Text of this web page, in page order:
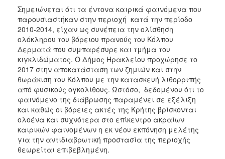
Σημειώνεται ότι τα έντονα καιρικά φαινόμενα που
παρουσιαστήκαν στην περιοχή κατά την περίοδο
2010-2014, είχαν ως συνέπεια την ολίσθηση
ολόκληρου του βόρειου πρανούς του Κόλπου
Δερματά που συμπαρέσυρε και τμήμα του
κιγκλιδώματος. O Δήμος Ηρακλείου προχώρησε το
2017 στην αποκατάσταση των ζημιών και στην
θωράκιση του Κόλπου με την κατασκευή λιθορριπής
από φυσικούς ογκολίθους. Ωστόσο, δεδομένου ότι το
φαινόμενο της διάβρωσης παραμένει σε εξέλιξη
και καθώς οι βόρειες ακτές της Κρήτης βρίσκονται
ολοένα και συχνότερα στο επίκεντρο ακραίων
καιρικών φαινομένων η εκ νέου εκπόνηση μελέτης
για την αντιδιαβρωτική προστασία της περιοχής
θεωρείται επιβεβλημένη.